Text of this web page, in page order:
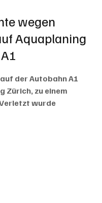
wegen
Aquaplaning
der Autobahn A1
Zürich, zu einem
wurde